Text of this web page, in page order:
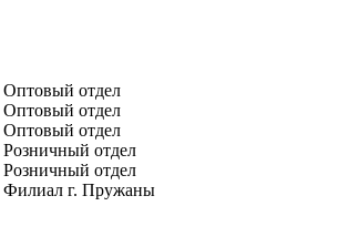
Оптовый отдел
Оптовый отдел
Оптовый отдел
Розничный отдел
Розничный отдел
Филиал г. Пружаны